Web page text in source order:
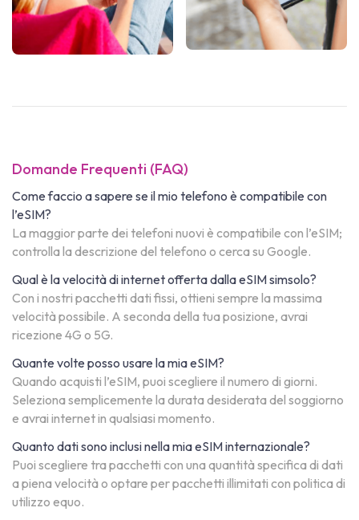
Domande Frequenti (FAQ)
Come faccio a sapere se il mio telefono è compatibile con
l’eSIM?
La maggior parte dei telefoni nuovi è compatibile con l’eSIM;
controlla la descrizione del telefono o cerca su Google.
Qual è la velocità di internet offerta dalla eSIM simsolo?
Con i nostri pacchetti dati fissi, ottieni sempre la massima
velocità possibile. A seconda della tua posizione, avrai
ricezione 4G o 5G.
Quante volte posso usare la mia eSIM?
Quando acquisti l’eSIM, puoi scegliere il numero di giorni.
Seleziona semplicemente la durata desiderata del soggiorno
e avrai internet in qualsiasi momento.
Quanto dati sono inclusi nella mia eSIM internazionale?
Puoi scegliere tra pacchetti con una quantità specifica di dati
a piena velocità o optare per pacchetti illimitati con politica di
utilizzo equo.